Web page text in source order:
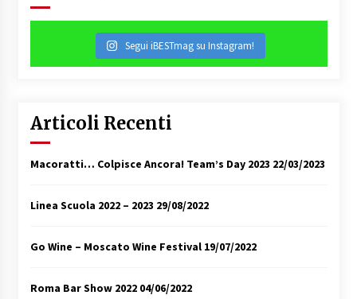
Segui iBESTmag su Instagram!
Articoli Recenti
Macoratti… Colpisce Ancora! Team’s Day 2023 22/03/2023
Linea Scuola 2022 – 2023 29/08/2022
Go Wine – Moscato Wine Festival 19/07/2022
Roma Bar Show 2022 04/06/2022